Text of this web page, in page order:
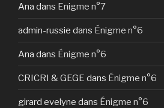
Ana dans Enigme n°7
admin-russie dans Énigme n°6
Ana dans Énigme n°6
CRICRI & GEGE dans Énigme n°6
girard evelyne dans Énigme n°6